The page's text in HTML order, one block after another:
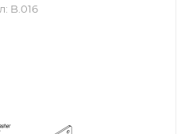
B.016